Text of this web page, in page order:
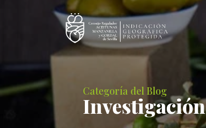
Categoría del Blog
Investigación